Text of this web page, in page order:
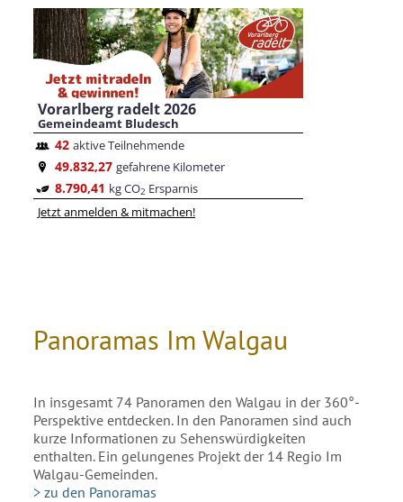
Panoramas Im Walgau
In insgesamt 74 Panoramen den Walgau in der 360°-
Perspektive entdecken. In den Panoramen sind auch
kurze Informationen zu Sehenswürdigkeiten
enthalten. Ein gelungenes Projekt der 14 Regio Im
Walgau-Gemeinden.
> zu den Panoramas